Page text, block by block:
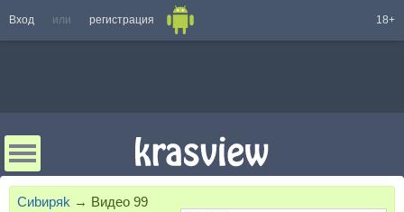
Вход или регистрация 18+
Cиbиpяk → Видео 99